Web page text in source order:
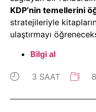
KDP’nin temellerini
stratejileriyle
ulaştırmayı
Bilgi al
3 SAAT